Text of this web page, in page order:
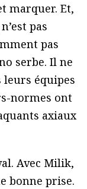
marquer. Et,
pas
pas
serbe. Il ne
leurs équipes
normes ont
axiaux
Avec Milik,
bonne prise.